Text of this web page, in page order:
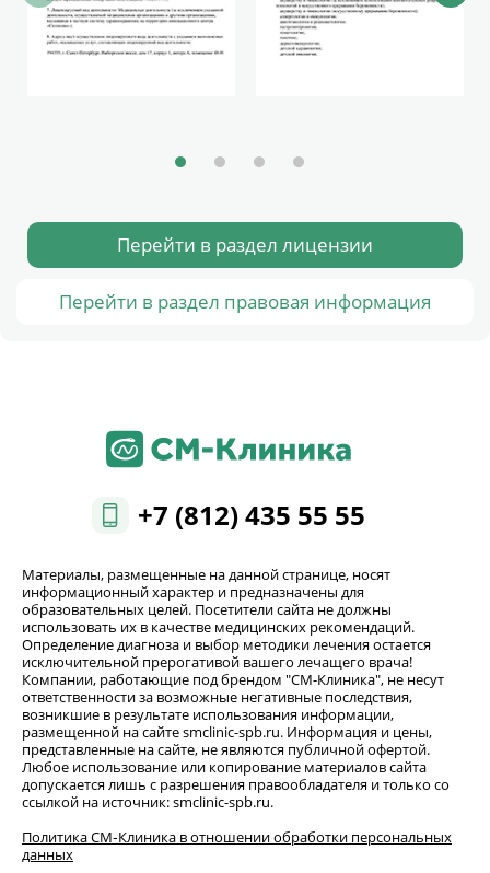
Перейти в раздел лицензии
Перейти в раздел правовая информация
+7 (812) 435 55 55
Материалы, размещенные на данной странице, носят
информационный характер и предназначены для
образовательных целей. Посетители сайта не должны
использовать их в качестве медицинских рекомендаций.
Определение диагноза и выбор методики лечения остается
исключительной прерогативой вашего лечащего врача!
Компании, работающие под брендом "СМ-Клиника", не несут
ответственности за возможные негативные последствия,
возникшие в результате использования информации,
размещенной на сайте smclinic-spb.ru. Информация и цены,
представленные на сайте, не являются публичной офертой.
Любое использование или копирование материалов сайта
допускается лишь с разрешения правообладателя и только со
ссылкой на источник: smclinic-spb.ru.
Политика СМ‑Клиника в отношении обработки персональных
данных